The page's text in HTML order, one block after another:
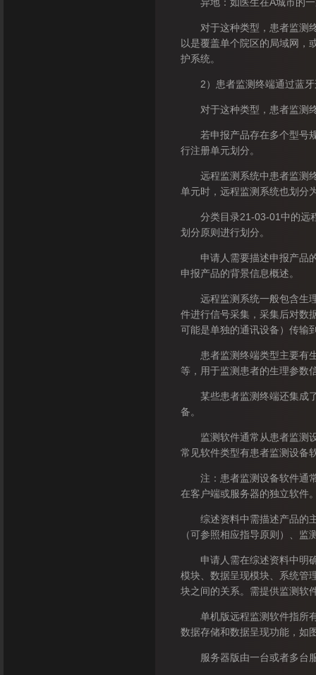
对于这种类型，患者监测终
以是覆盖单个院区的局域网，
护系统。
2）患者监测终端通过蓝牙
对于这种类型，患者监测终
若申报产品存在多个型号规
行注册单元划分。
远程监测系统中患者监测终
单元时，远程监测系统也划分
分类目录21-03-01中的远程
划分原则进行划分。
申请人需要描述申报产品的
申报产品的背景信息概述。
远程监测系统一般包含生理
件进行信号采集，采集后对数
可能是单独的通讯设备）传输
患者监测终端类型主要有生
等，用于监测患者的生理参数
某些患者监测终端还集成了
备。
监测软件通常从患者监测设
常见软件类型有患者监测设备
注：患者监测设备软件通常
在客户端或服务器的独立软件
综述资料中需描述产品的主
（可参照相应指导原则）、
申请人需在综述资料中明确
模块、数据呈现模块、系统管
块之间的关系。需提供监测软
单机版远程监测软件指所有
数据存储和数据呈现功能，如
服务器版由一台或者多台服